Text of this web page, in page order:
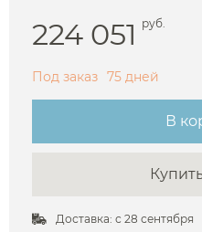
224 051 руб.
Под заказ 75 дней
В
Доставка: с 28 сентября